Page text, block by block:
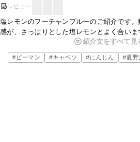
レビュー
塩レモンのフーチャンプルーのご紹介です
感が、さっぱりとした塩レモンとよく合い
るとアレンジが広がりますよ。ごはんの上に
ります。ぜひお試しくださいね。
紹介文をすべて見
#ピーマン #キャベツ #にんじん #夏野